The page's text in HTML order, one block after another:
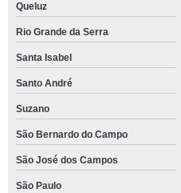
Queluz
Rio Grande da Serra
Santa Isabel
Santo André
Suzano
São Bernardo do Campo
São José dos Campos
São Paulo